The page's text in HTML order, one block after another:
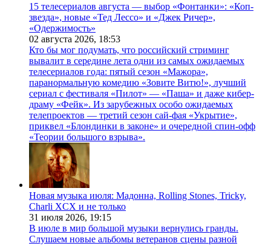
15 телесериалов августа — выбор «Фонтанки»: «Коп-
звезда», новые «Тед Лессо» и «Джек Ричер»,
«Одержимость»
02 августа 2026, 18:53
Кто бы мог подумать, что российский стриминг
вывалит в середине лета одни из самых ожидаемых
телесериалов года: пятый сезон «Мажора»,
паранормальную комедию «Зовите Витю!», лучший
сериал с фестиваля «Пилот» — «Паша» и даже кибер-
драму «Фейк». Из зарубежных особо ожидаемых
телепроектов — третий сезон сай-фая «Укрытие»,
приквел «Блондинки в законе» и очередной спин-офф
«Теории большого взрыва».
Новая музыка июля: Мадонна, Rolling Stones, Tricky,
Charli XCX и не только
31 июля 2026, 19:15
В июле в мир большой музыки вернулись гранды.
Слушаем новые альбомы ветеранов сцены разной